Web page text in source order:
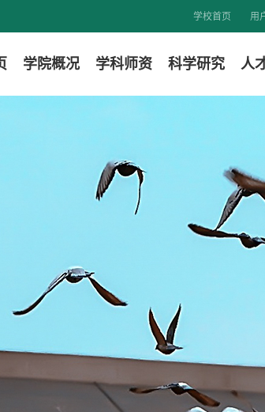
学校首页 用
学院概况 学科师资 科学研究 人